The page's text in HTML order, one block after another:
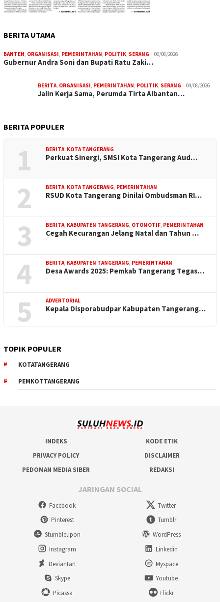
BERITA UTAMA
BANTEN ORGANISASI PEMERINTAHAN POLITIK SERANG 06/08/2026
Gubernur Andra Soni dan Bupati Ratu Zaki…
BERITA ORGANISASI PEMERINTAHAN POLITIK SERANG 04/08/2026
Jalin Kerja Sama, Perumda Tirta Albantan…
BERITA POPULER
1 BERITA KOTA TANGERANG
Perkuat Sinergi, SMSI Kota Tangerang Aud…
2 BERITA KOTA TANGERANG PEMERINTAHAN
RSUD Kota Tangerang Dinilai Ombudsman RI…
3 BERITA KABUPATEN TANGERANG OTOMOTIF PEMERINTAHAN
Cegah Kecurangan Jelang Natal dan Tahun …
4 BERITA KABUPATEN TANGERANG PEMERINTAHAN
Desa Awards 2025: Pemkab Tangerang Tegas…
5 ADVERTORIAL
Kepala Disporabudpar Kabupaten Tangerang…
TOPIK POPULER
KOTATANGERANG
PEMKOTTANGERANG
INDEKS
KODE ETIK
PRIVACY POLICY
DISCLAIMER
PEDOMAN MEDIA SIBER
REDAKSI
JARINGAN SOCIAL
Facebook
Twitter
Pinterest
Tumblr
Stumbleupon
WordPress
Instagram
Linkedin
Deviantart
Myspace
Skype
Youtube
Picassa
Flickr